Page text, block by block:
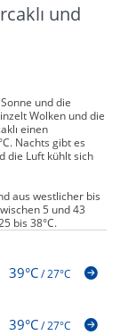
und
und die
Wolken und die
einen
Nachts gibt es
die Luft kühlt sich
aus westlicher bis
5 und 43
bis 38°C.
39°C/27°C
39°C/27°C